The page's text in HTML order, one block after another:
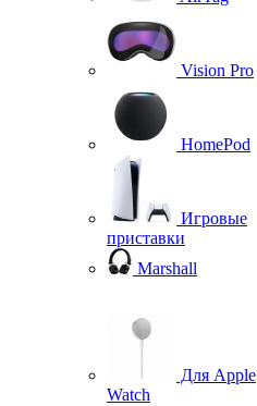
Vision Pro
HomePod
Игровые
приставки
Marshall
Для Apple
Watch